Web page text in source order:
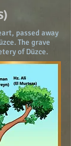
passed away
The grave
of Düzce.